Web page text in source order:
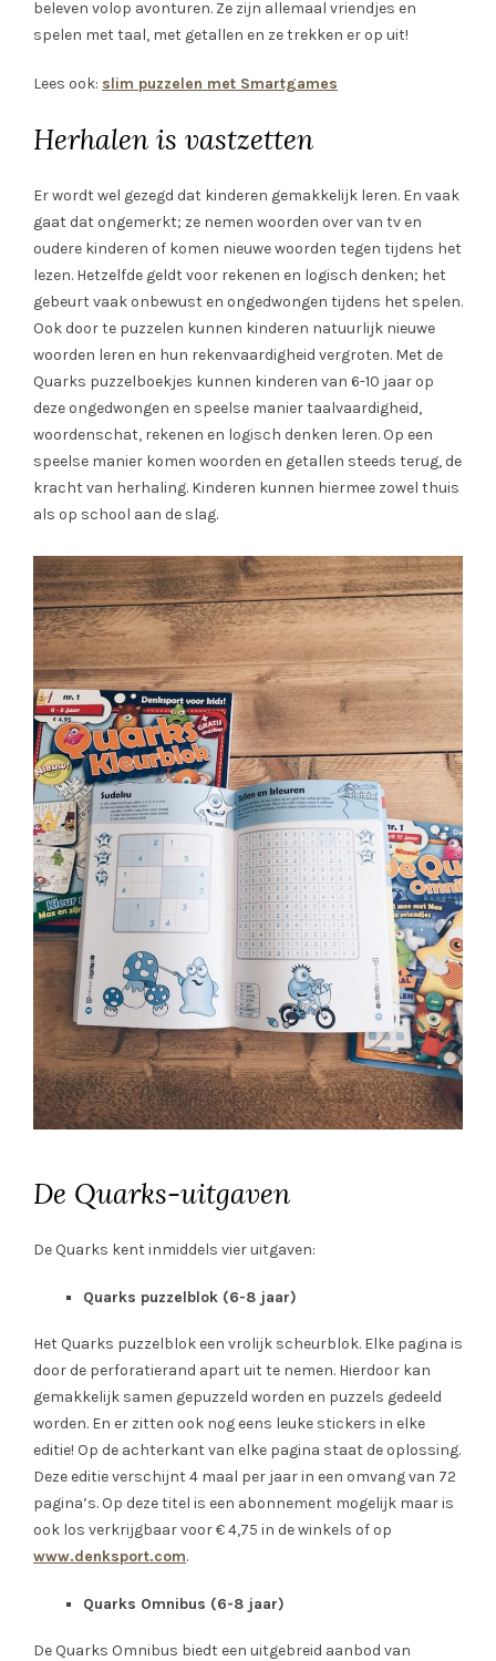
beleven volop avonturen. Ze zijn allemaal vriendjes en
spelen met taal, met getallen en ze trekken er op uit!
Lees ook: slim puzzelen met Smartgames
Herhalen is vastzetten
Er wordt wel gezegd dat kinderen gemakkelijk leren. En vaak
gaat dat ongemerkt; ze nemen woorden over van tv en
oudere kinderen of komen nieuwe woorden tegen tijdens het
lezen. Hetzelfde geldt voor rekenen en logisch denken; het
gebeurt vaak onbewust en ongedwongen tijdens het spelen.
Ook door te puzzelen kunnen kinderen natuurlijk nieuwe
woorden leren en hun rekenvaardigheid vergroten. Met de
Quarks puzzelboekjes kunnen kinderen van 6-10 jaar op
deze ongedwongen en speelse manier taalvaardigheid,
woordenschat, rekenen en logisch denken leren. Op een
speelse manier komen woorden en getallen steeds terug, de
kracht van herhaling. Kinderen kunnen hiermee zowel thuis
als op school aan de slag.
De Quarks-uitgaven
De Quarks kent inmiddels vier uitgaven:
Quarks puzzelblok (6-8 jaar)
Het Quarks puzzelblok een vrolijk scheurblok. Elke pagina is
door de perforatierand apart uit te nemen. Hierdoor kan
gemakkelijk samen gepuzzeld worden en puzzels gedeeld
worden. En er zitten ook nog eens leuke stickers in elke
editie! Op de achterkant van elke pagina staat de oplossing.
Deze editie verschijnt 4 maal per jaar in een omvang van 72
pagina’s. Op deze titel is een abonnement mogelijk maar is
ook los verkrijgbaar voor € 4,75 in de winkels of op
www.denksport.com.
Quarks Omnibus (6-8 jaar)
De Quarks Omnibus biedt een uitgebreid aanbod van